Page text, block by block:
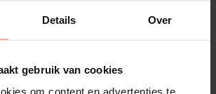
Details Over
gebruik van cookies
om content en advertenties te
traditie. De muts helpt
hoofd koel te houden, maar